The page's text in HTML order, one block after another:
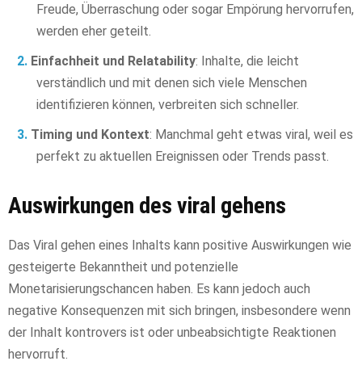
Freude, Überraschung oder sogar Empörung hervorrufen,
werden eher geteilt.
Einfachheit und Relatability: Inhalte, die leicht
verständlich und mit denen sich viele Menschen
identifizieren können, verbreiten sich schneller.
Timing und Kontext: Manchmal geht etwas viral, weil es
perfekt zu aktuellen Ereignissen oder Trends passt.
Auswirkungen des viral gehens
Das Viral gehen eines Inhalts kann positive Auswirkungen wie
gesteigerte Bekanntheit und potenzielle
Monetarisierungschancen haben. Es kann jedoch auch
negative Konsequenzen mit sich bringen, insbesondere wenn
der Inhalt kontrovers ist oder unbeabsichtigte Reaktionen
hervorruft.